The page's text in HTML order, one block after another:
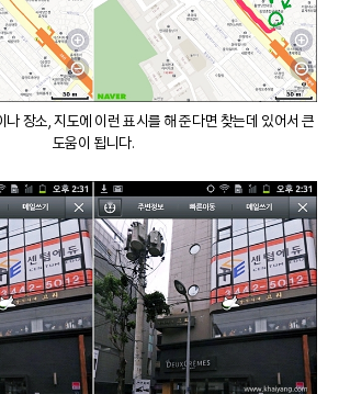
나 장소, 지도에 이런 표시를 해 준다면 찾는데 있어서 큰
도움이 됩니다.